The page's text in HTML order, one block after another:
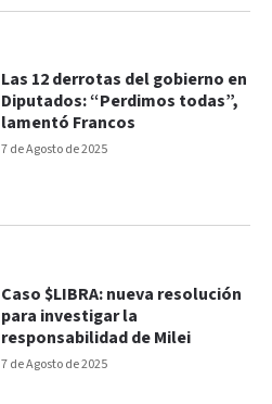
7 de Agosto de 2025
Las 12 derrotas del gobierno en
Diputados: “Perdimos todas”,
lamentó Francos
7 de Agosto de 2025
Caso $LIBRA: nueva resolución
para investigar la
responsabilidad de Milei